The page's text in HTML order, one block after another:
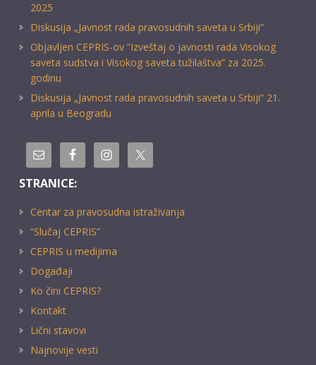
2025
Diskusija „Javnost rada pravosudnih saveta u Srbiji“
Objavljen CEPRIS-ov “Izveštaj o javnosti rada Visokog
saveta sudstva i Visokog saveta tužilaštva” za 2025.
godinu
Diskusija „Javnost rada pravosudnih saveta u Srbiji” 21.
aprila u Beogradu
STRANICE:
Centar za pravosudna istraživanja
“Slučaj CEPRIS”
CEPRIS u medijima
Događaji
Ko čini CEPRIS?
Kontakt
Lični stavovi
Najnovije vesti